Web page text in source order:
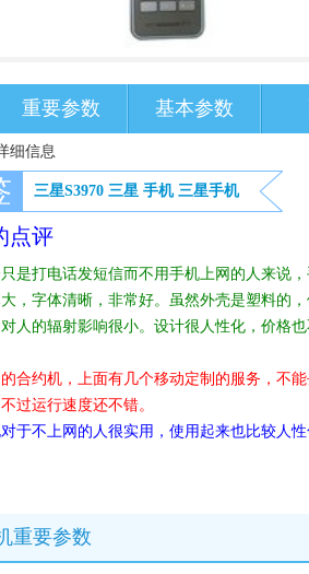
重要参数 基本参数
细信息
三星S3970 三星 手机 三星手机
点评
是打电话发短信而不用手机上网的人来说
，字体清晰，非常好。虽然外壳是塑料的
人的辐射影响很小。设计很人性化，价格
合约机，上面有几个移动定制的服务，不
过运行速度还不错。
于不上网的人很实用，使用起来也比较人
重要参数